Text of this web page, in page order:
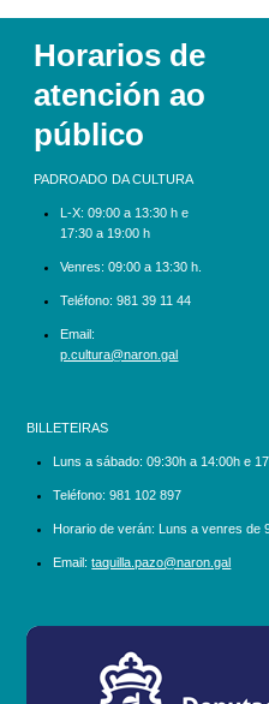
Horarios de
atención ao
público
PADROADO DA CULTURA
L-X: 09:00 a 13:30 h e
17:30 a 19:00 h
Venres: 09:00 a 13:30 h.
Teléfono: 981 39 11 44
Email:
p.cultura@naron.gal
BILLETEIRAS
Luns a sábado: 09:30h a 14:00h e
Teléfono: 981 102 897
Horario de verán: Luns a venres de
Email: taquilla.pazo@naron.gal